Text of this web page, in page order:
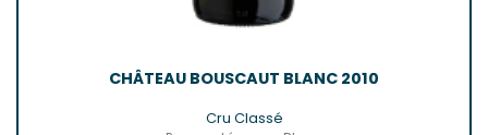
CHÂTEAU BOUSCAUT BLANC 2010
Cru Classé